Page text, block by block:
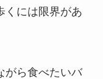
くには限界があ
がら食べたいバ